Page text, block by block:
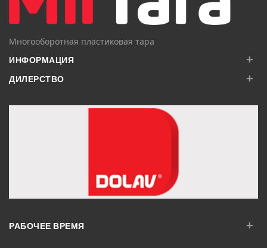
Многооборотная пластиковая тара
ИНФОРМАЦИЯ +
ДИЛЕРСТВО +
РАБОЧЕЕ ВРЕМЯ +